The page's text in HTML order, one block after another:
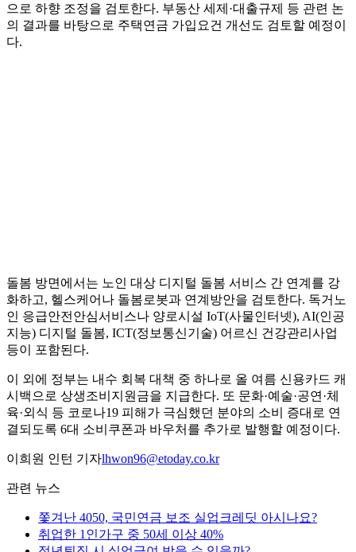
으로 하향 조정을 검토한다. 부동산 세제·대출규제 등 관련 논
의 결과를 바탕으로 주택연금 가입요건 개선도 검토할 예정이
다.
돌봄 방면에서는 노인 대상 디지털 돌봄 서비스 간 연계를 강
화하고, 헬스케어나 돌봄로봇과 연계방안을 검토한다. 독거노
인 응급안전안심서비스나 양로시설 IoT(사물인터넷), AI(인공
지능) 디지털 돌봄, ICT(정보통신기술) 어르신 건강관리사업
등이 포함된다.
이 외에 정부는 내수 회복 대책 중 하나로 올 여름 신용카드 캐
시백으로 상생조비지원금을 지급한다. 또 문화·예술·공연·체
육·외식 등 코로나19 피해가 극심했던 분야의 소비 증대로 연
결되도록 6대 소비쿠폰과 바우처를 추가로 발행할 예정이다.
이희원 인턴 기자lhwon96@etoday.co.kr
관련 뉴스
쫓겨난 4050, 국민연금 보조 실업크레딧 아시나요?
취업한 1인가구 중 50세 이상 40%